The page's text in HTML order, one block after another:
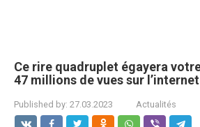
Ce rire quadruplet égayera
47 millions de vues sur l’internet
Published by: 27.03.2023 Actualités